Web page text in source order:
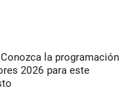
la programación
2026 para este